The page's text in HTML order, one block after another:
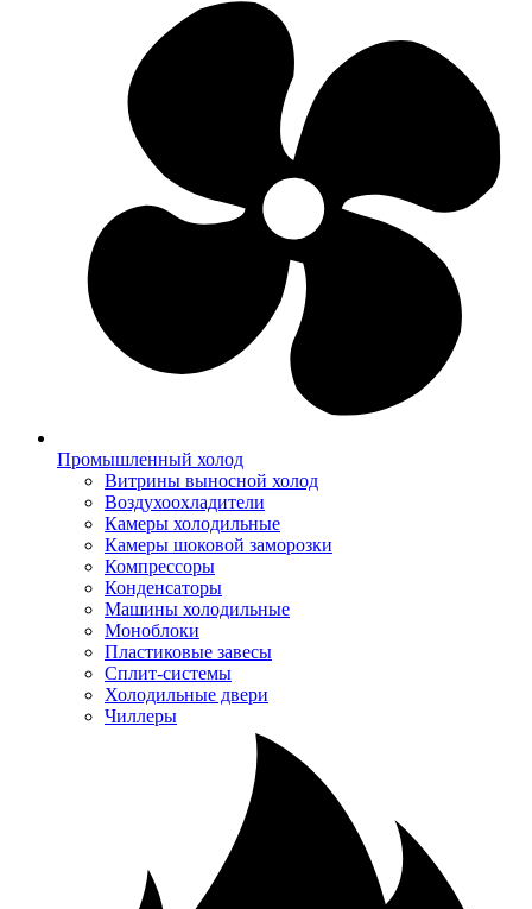
Промышленный холод
Витрины выносной холод
Воздухоохладители
Камеры холодильные
Камеры шоковой заморозки
Компрессоры
Конденсаторы
Машины холодильные
Моноблоки
Пластиковые завесы
Сплит-системы
Холодильные двери
Чиллеры